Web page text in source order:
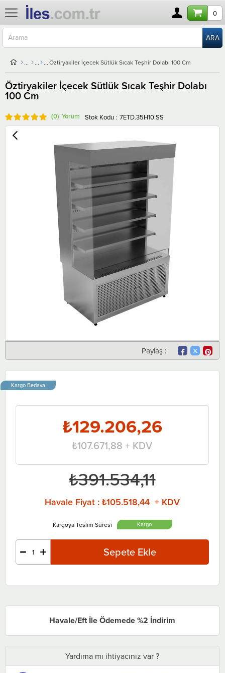
0
Öztiryakiler İçecek Sütlük Sıcak Teşhir Dolabı 100 Cm
Öztiryakiler İçecek Sütlük Sıcak Teşhir Dolabı
100 Cm
(0) Stok Kodu 7ETD.35H10.SS
Paylaş :
Kargo Bedava
₺391.534,11
₺129.206,26
₺107.671,88 + KDV
Havale Fiyat : ₺105.518,44 + KDV
Havale/Eft İle Ödemede %2 İndirim
Yardıma mı ihtiyacınız var ?